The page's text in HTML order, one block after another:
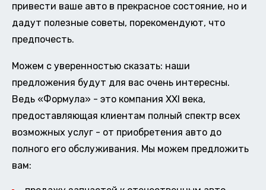
привести ваше авто в прекрасное состояние, но и
дадут полезные советы, порекомендуют, что
предпочесть.
Можем с уверенностью сказать: наши
предложения будут для вас очень интересны.
Ведь «Формула» - это компания XXI века,
предоставляющая клиентам полный спектр всех
возможных услуг - от приобретения авто до
полного его обслуживания. Мы можем предложить
вам: